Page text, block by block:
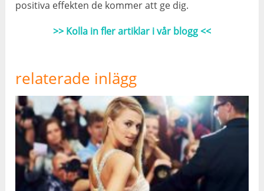
positiva effekten de kommer att ge dig.
>> Kolla in fler artiklar i vår blogg <<
relaterade inlägg